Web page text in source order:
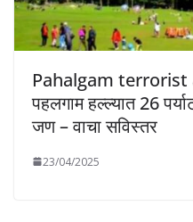
Pahalgam terrorist
पहलगाम हल्ल्यात 26
जण – वाचा सविस्तर
23/04/2025